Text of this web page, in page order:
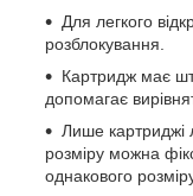
Для легкого
розблокування.
Картридж має
допомагає
Лише картриджі
розміру можна
однакового